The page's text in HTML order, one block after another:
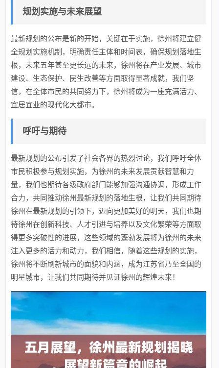
规划实施与未来展望
最新规划的公布是新的开始，关键在于实施，徐州将建立健
全规划实施机制，明确责任主体和时间表，确保规划落地生
根，未来五年甚至更长远的未来，徐州将在产业发展、城市
建设、生态保护、民生改善等方面取得显著成就，我们坚
信，在全体市民的共同努力下，徐州将成为一座充满活力、
宜居宜业的现代化大都市。
呼吁与期待
最新规划的公布引发了社会各界的热烈讨论，我们呼吁全体
市民积极参与规划实施，为徐州的未来发展贡献智慧和力
量，我们也期待各级政府部门能够加强沟通协调，形成工作
合力，共同推动徐州最新规划的落地生根，让我们共同期待
徐州在最新规划的引领下，迈向更加美好的明天，我们也期
待徐州在创新科技、人才引进与培养以及文化繁荣等方面取
得更多突破性的进展，这些领域的蓬勃发展将为徐州的未来
注入更多的活力和动力，我们相信，随着这些规划的实施，
徐州将不断刷新城市的面貌和内涵，成为江苏省乃至全国的
明星城市，让我们共同期待并见证徐州的辉煌未来！